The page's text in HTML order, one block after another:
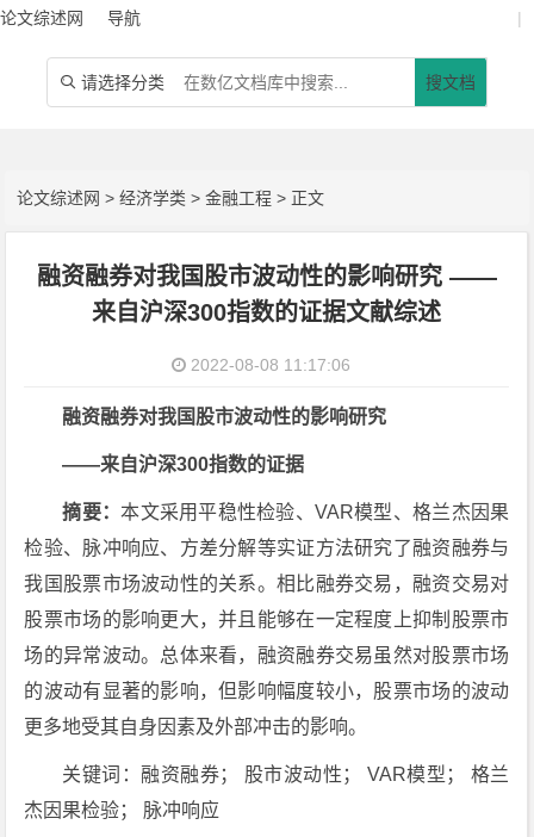
论文综述网 导航 |
 请选择分类 搜文档
论文综述网 >经济学类 >金融工程 > 正文
融资融券对我国股市波动性的影响研究 ——
来自沪深300指数的证据文献综述
2022-08-08 11:17:06
融资融券对我国股市波动性的影响研究
——来自沪深300指数的证据
摘要：本文采用平稳性检验、VAR模型、格兰杰因果
检验、脉冲响应、方差分解等实证方法研究了融资融券与
我国股票市场波动性的关系。相比融券交易，融资交易对
股票市场的影响更大，并且能够在一定程度上抑制股票市
场的异常波动。总体来看，融资融券交易虽然对股票市场
的波动有显著的影响，但影响幅度较小，股票市场的波动
更多地受其自身因素及外部冲击的影响。
关键词：融资融券； 股市波动性； VAR模型； 格兰
杰因果检验； 脉冲响应